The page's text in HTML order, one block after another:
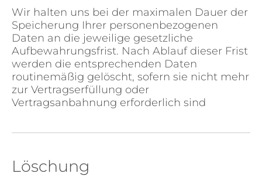
Wir halten uns bei der maximalen Dauer der
Speicherung Ihrer personenbezogenen
Daten an die jeweilige gesetzliche
Aufbewahrungsfrist. Nach Ablauf dieser Frist
werden die entsprechenden Daten
routinemäßig gelöscht, sofern sie nicht mehr
zur Vertragserfüllung oder
Vertragsanbahnung erforderlich sind
Löschung